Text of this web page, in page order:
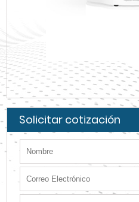
Solicitar cotización